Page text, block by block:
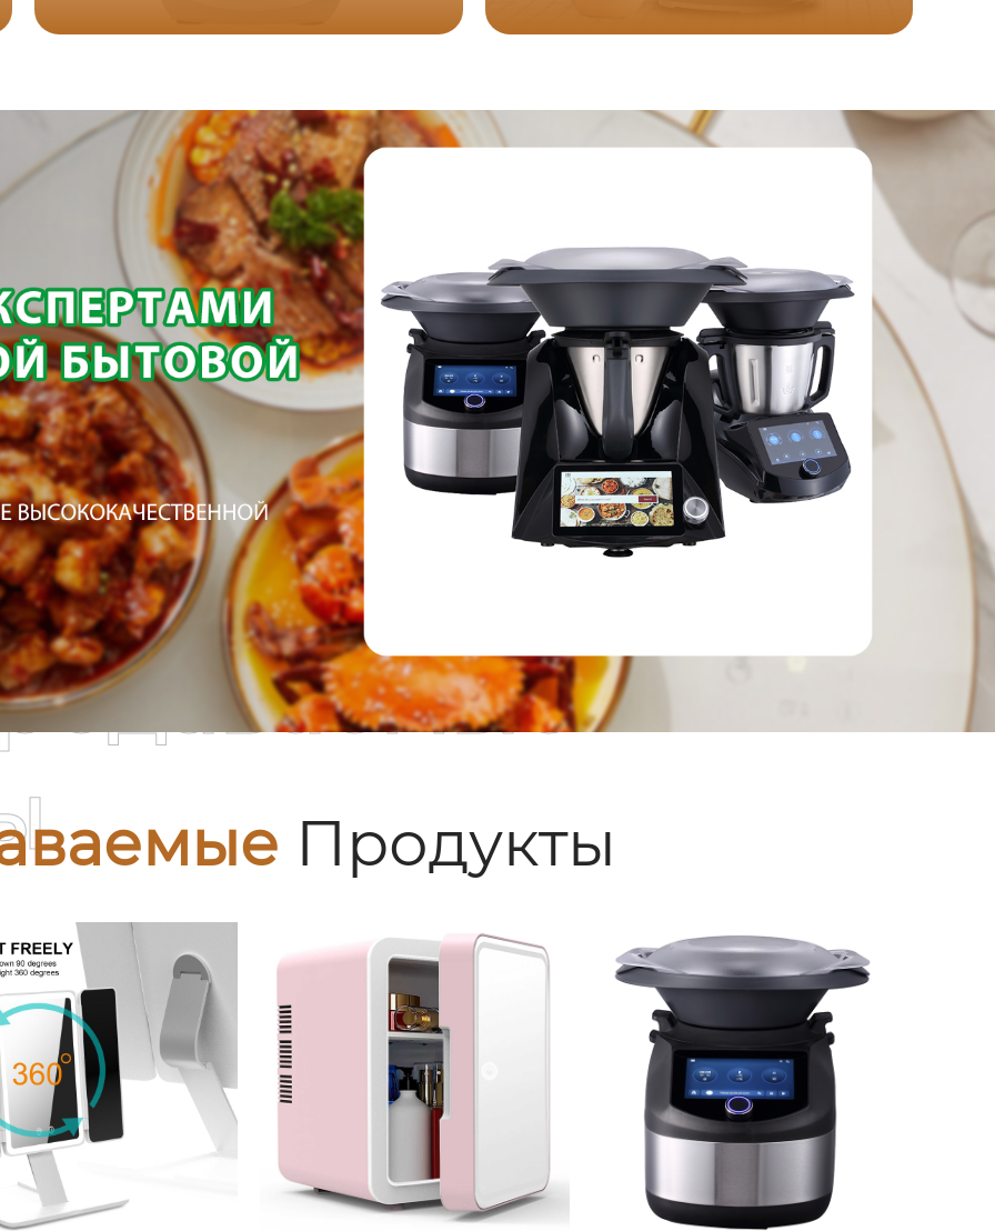
Продукты